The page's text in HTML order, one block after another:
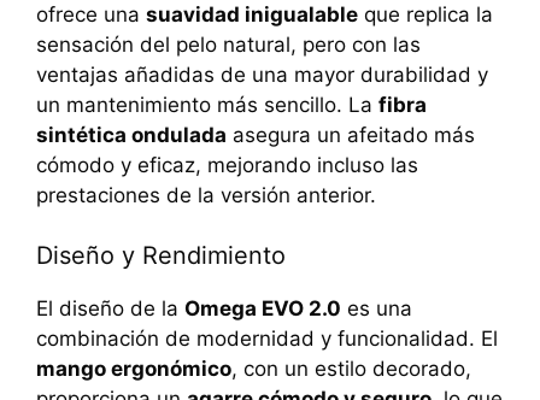
ofrece una suavidad inigualable que replica la
sensación del pelo natural, pero con las
ventajas añadidas de una mayor durabilidad y
un mantenimiento más sencillo. La fibra
sintética ondulada asegura un afeitado más
cómodo y eficaz, mejorando incluso las
prestaciones de la versión anterior.
Diseño y Rendimiento
El diseño de la Omega EVO 2.0 es una
combinación de modernidad y funcionalidad. El
mango ergonómico, con un estilo decorado,